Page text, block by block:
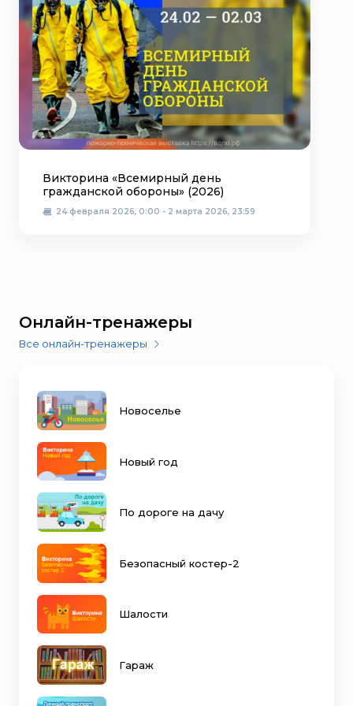
Викторина «Всемирный день
гражданской обороны» (2026)
24 февраля 2026, 0:00 - 2 марта 2026, 23:59
Онлайн-тренажеры
Все онлайн-тренажеры
Новоселье
Новый год
По дороге на дачу
Безопасный костер-2
Шалости
Гараж